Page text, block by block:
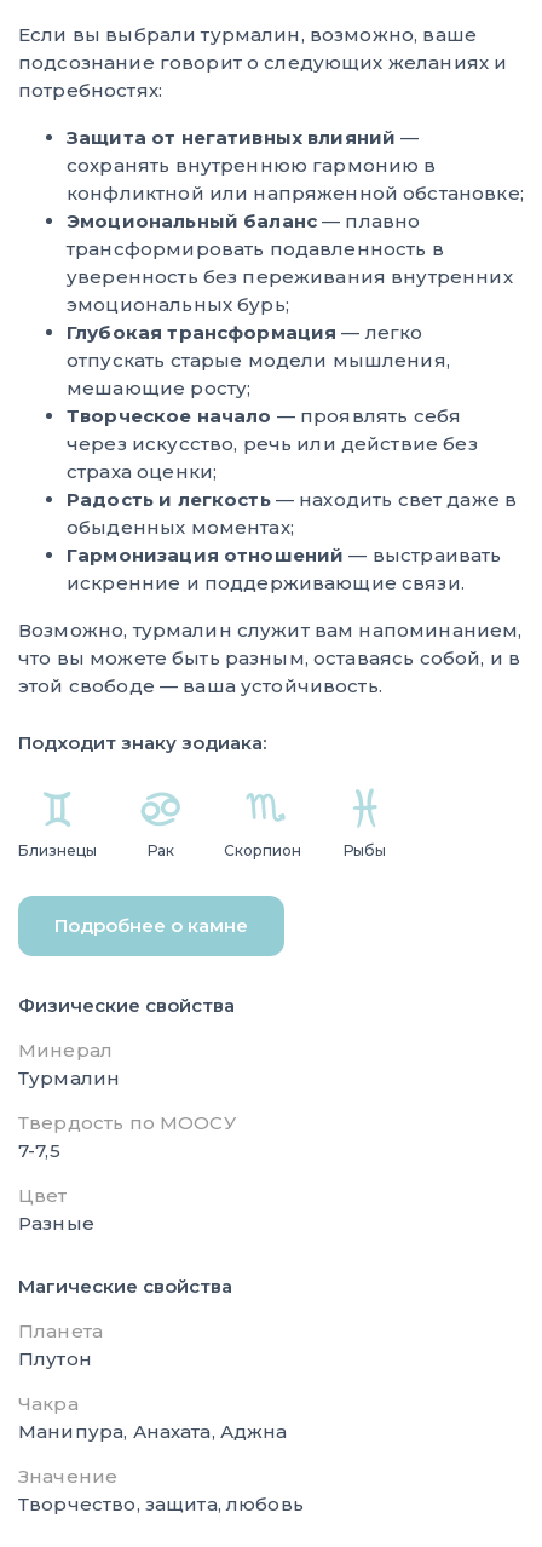
Если вы выбрали турмалин, возможно, ваше
подсознание говорит о следующих желаниях и
потребностях:
Защита от негативных влияний —
сохранять внутреннюю гармонию в
конфликтной или напряженной обстановке;
Эмоциональный баланс — плавно
трансформировать подавленность в
уверенность без переживания внутренних
эмоциональных бурь;
Глубокая трансформация — легко
отпускать старые модели мышления,
мешающие росту;
Творческое начало — проявлять себя
через искусство, речь или действие без
страха оценки;
Радость и легкость— находить свет даже в
обыденных моментах;
Гармонизация отношений — выстраивать
искренние и поддерживающие связи.
Возможно, турмалин служит вам напоминанием,
что вы можете быть разным, оставаясь собой, и в
этой свободе — ваша устойчивость.
Подходит знаку зодиака:
Близнецы Рак Скорпион Рыбы
Подробнее о камне
Физические свойства
Минерал
Турмалин
Твердость по МООСУ
7-7,5
Цвет
Разные
Магические свойства
Планета
Плутон
Чакра
Манипура, Анахата, Аджна
Значение
Творчество, защита, любовь